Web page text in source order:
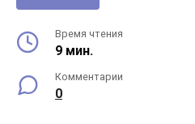
Время чтения
9 мин.
Комментарии
0